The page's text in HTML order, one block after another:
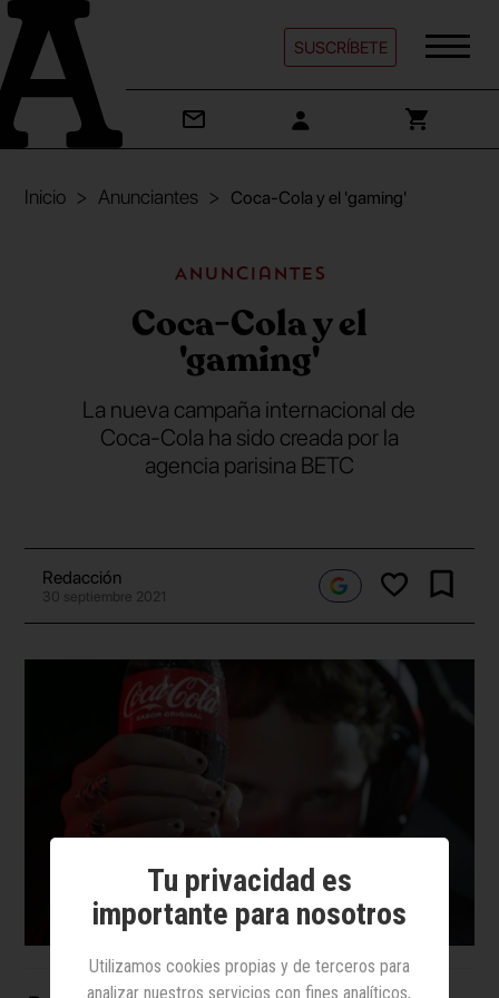
SUSCRÍBETE
Inicio Anunciantes Coca-Cola y el 'gaming'
Anunciantes
Coca-Cola y el
'gaming'
La nueva campaña internacional de
Coca-Cola ha sido creada por la
agencia parisina BETC
Redacción
30 septiembre 2021
Tu privacidad es
importante para nosotros
Utilizamos cookies propias y de terceros para
analizar nuestros servicios con fines analíticos,